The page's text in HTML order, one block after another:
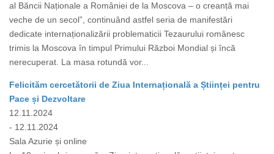
al Băncii Naționale a României de la Moscova – o creanță mai
veche de un secol”, continuând astfel seria de manifestări
dedicate internaționalizării problematicii Tezaurului românesc
trimis la Moscova în timpul Primului Război Mondial și încă
nerecuperat. La masa rotundă vor...
Felicităm cercetătorii de Ziua Internațională a Științei pentru
Pace și Dezvoltare
12.11.2024
- 12.11.2024
Sala Azurie și online